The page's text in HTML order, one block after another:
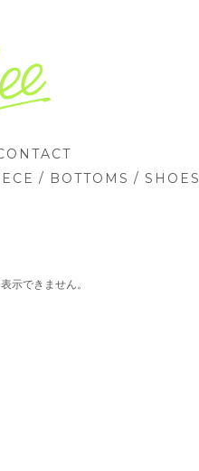
/ BOTTOMS / SHOES
示できません。